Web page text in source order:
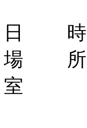
日 時：
場 所：
室
詳